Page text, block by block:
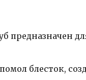
предназначен
блесток,